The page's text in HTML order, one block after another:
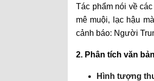
Tác phẩm nói về
mê muội, lạc hậu
cảnh báo: Người
2. Phân tích văn bản
Hình tượng